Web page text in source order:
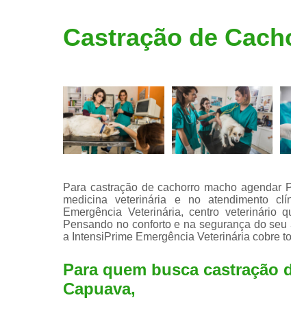
Castração de
Para castração de cachorro macho agendar
medicina veterinária e no atendimento
Emergência Veterinária, centro
Pensando no conforto e na segurança do
a IntensiPrime Emergência Veterinária cobre
Para quem busca castração
Capuava,